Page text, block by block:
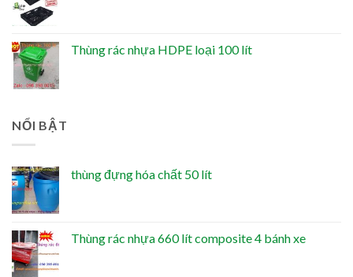
Thùng rác nhựa HDPE loại 100 lít
NỔI BẬT
thùng đựng hóa chất 50 lít
Thùng rác nhựa 660 lít composite 4 bánh xe